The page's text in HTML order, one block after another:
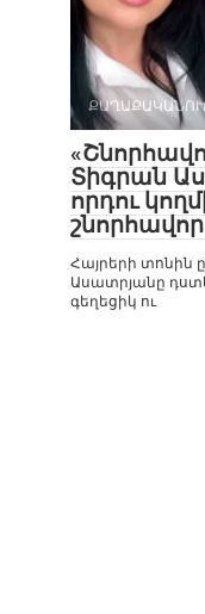
Տիգրան
որդու
Հայրերի տոնին
Ասատրյանը
գեղեցիկ ու